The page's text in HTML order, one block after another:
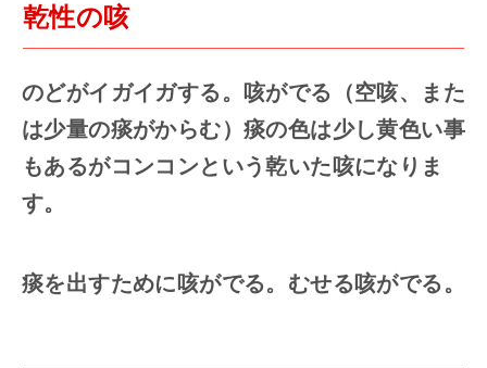
乾性の咳
のどがイガイガする。咳がでる（空咳、また
は少量の痰がからむ）痰の色は少し黄色い事
もあるがコンコンという乾いた咳になりま
す。
痰を出すために咳がでる。むせる咳がでる。